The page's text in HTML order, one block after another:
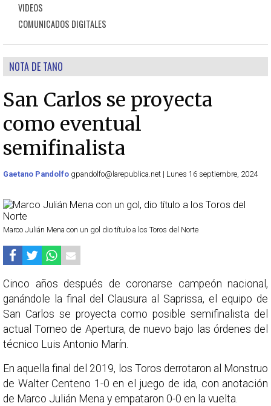
VIDEOS
COMUNICADOS DIGITALES
NOTA DE TANO
San Carlos se proyecta
como eventual
semifinalista
Gaetano Pandolfo gpandolfo@larepublica.net | Lunes 16 septiembre, 2024
Marco Julián Mena con un gol dio título a los Toros del Norte
Cinco años después de coronarse campeón nacional,
ganándole la final del Clausura al Saprissa, el equipo de
San Carlos se proyecta como posible semifinalista del
actual Torneo de Apertura, de nuevo bajo las órdenes del
técnico Luis Antonio Marín.
En aquella final del 2019, los Toros derrotaron al Monstruo
de Walter Centeno 1-0 en el juego de ida, con anotación
de Marco Julián Mena y empataron 0-0 en la vuelta.